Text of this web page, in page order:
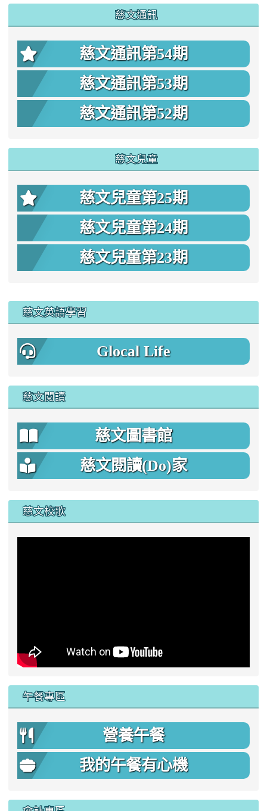
慈文通訊
慈文通訊第54期
慈文通訊第53期
慈文通訊第52期
慈文兒童
慈文兒童第25期
慈文兒童第24期
慈文兒童第23期
慈文英語學習
Glocal Life
慈文閱讀
慈文圖書館
慈文閱讀(Do)家
慈文校歌
午餐專區
營養午餐
我的午餐有心機